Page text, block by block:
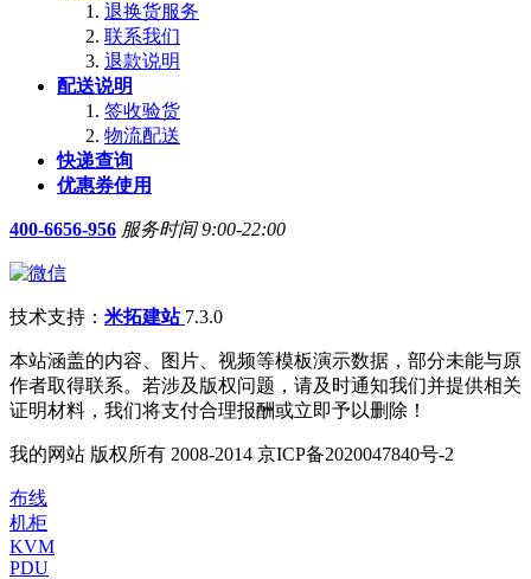
退换货服务
联系我们
退款说明
配送说明
签收验货
物流配送
快递查询
优惠券使用
400-6656-956 服务时间 9:00-22:00
技术支持： 米拓建站 7.3.0
本站涵盖的内容、图片、视频等模板演示数据，部分未能与原
作者取得联系。若涉及版权问题，请及时通知我们并提供相关
证明材料，我们将支付合理报酬或立即予以删除！
我的网站 版权所有 2008-2014 京ICP备2020047840号-2
布线
机柜
KVM
PDU